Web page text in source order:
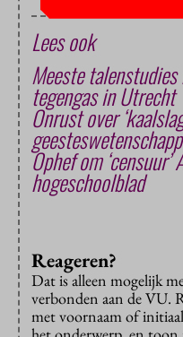
Lees ook
Meeste
tegengas in Utrecht
Onrust over
Ophef om
hogeschoolblad
Reageren?
Dat is alleen mogelijk
verbonden aan de VU.
met voornaam of